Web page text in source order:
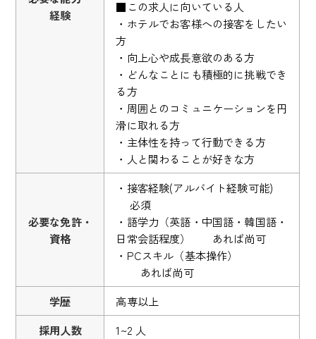
経験
■この求人に向いている人
・ホテルでお客様への接客をしたい
方
・向上心や成長意欲のある方
・どんなことにも積極的に挑戦でき
る方
・周囲とのコミュニケーションを円
滑に取れる方
・主体性を持って行動できる方
・人と関わることが好きな方
必要な免許・
資格
・接客経験(アルバイト経験可能)
必須
・語学力（英語・中国語・韓国語・
日常会話程度） あれば尚可
・PCスキル（基本操作）
あれば尚可
学歴
高専以上
採用人数
1~2 人